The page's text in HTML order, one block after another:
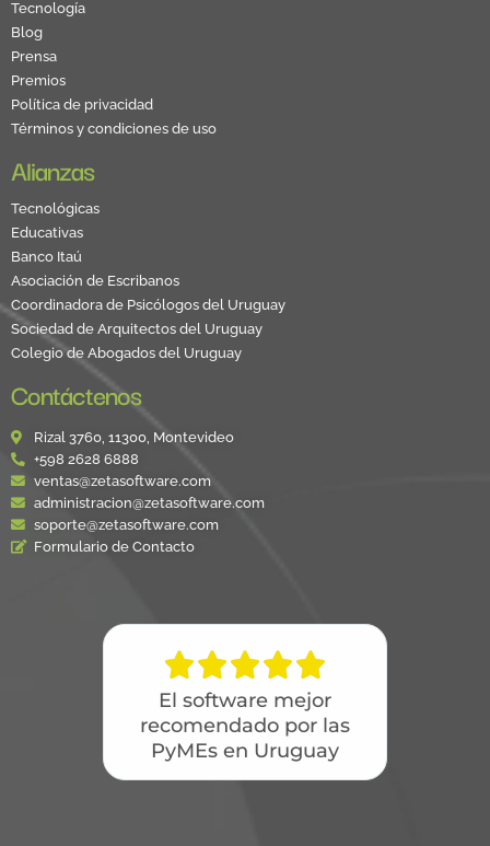
Tecnología
Blog
Prensa
Premios
Política de privacidad
Términos y condiciones de uso
Alianzas
Tecnológicas
Educativas
Banco Itaú
Asociación de Escribanos
Coordinadora de Psicólogos del Uruguay
Sociedad de Arquitectos del Uruguay
Colegio de Abogados del Uruguay
Contáctenos
Rizal 3760, 11300, Montevideo
+598 2628 6888
ventas@zetasoftware.com
administracion@zetasoftware.com
soporte@zetasoftware.com
Formulario de Contacto

El software mejor
recomendado por las
PyMEs en Uruguay